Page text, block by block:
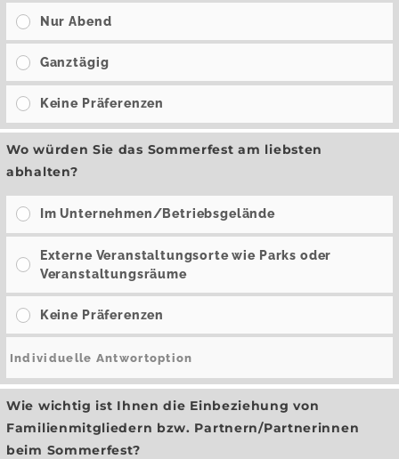
Nur Abend
Ganztägig
Keine Präferenzen
Wo würden Sie das Sommerfest am liebsten
abhalten?
Im Unternehmen/Betriebsgelände
Externe Veranstaltungsorte wie Parks oder
Veranstaltungsräume
Keine Präferenzen
Wie wichtig ist Ihnen die Einbeziehung von
Familienmitgliedern bzw. Partnern/Partnerinnen
beim Sommerfest?